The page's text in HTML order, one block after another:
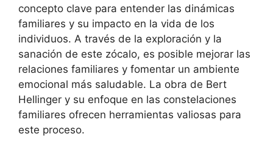
concepto clave para entender las dinámicas
familiares y su impacto en la vida de los
individuos. A través de la exploración y la
sanación de este zócalo, es posible mejorar las
relaciones familiares y fomentar un ambiente
emocional más saludable. La obra de Bert
Hellinger y su enfoque en las constelaciones
familiares ofrecen herramientas valiosas para
este proceso.